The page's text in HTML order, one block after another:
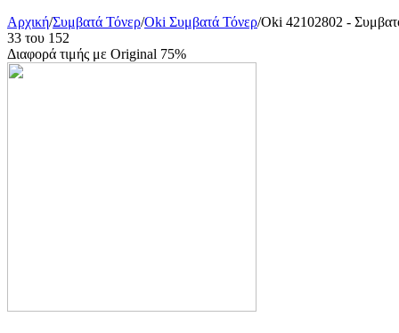
Αρχική/Συμβατά Τόνερ/Oki Συμβατά Τόνερ/Oki 42102802 -
33 του 152
Διαφορά τιμής με Original 75%